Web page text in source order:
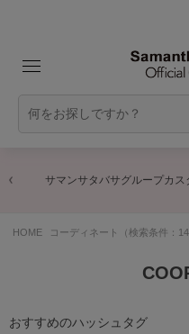
サマンサタバサグループカ
HOME コーディネート（検索条件：
おすすめのハッシュタグ